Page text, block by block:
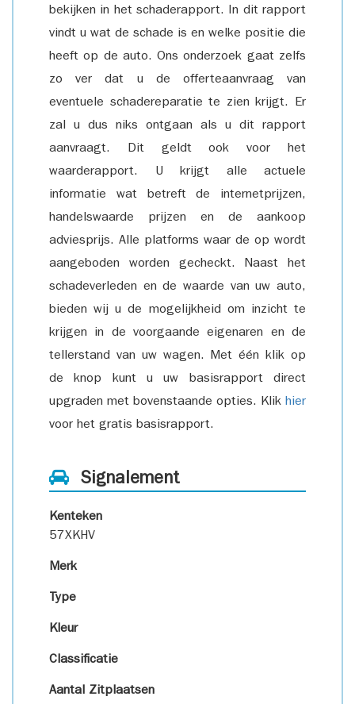
bekijken in het schaderapport. In dit rapport
vindt u wat de schade is en welke positie die
heeft op de auto. Ons onderzoek gaat zelfs
zo ver dat u de offerteaanvraag van
eventuele schadereparatie te zien krijgt. Er
zal u dus niks ontgaan als u dit rapport
aanvraagt. Dit geldt ook voor het
waarderapport. U krijgt alle actuele
informatie wat betreft de internetprijzen,
handelswaarde prijzen en de aankoop
adviesprijs. Alle platforms waar de op wordt
aangeboden worden gecheckt. Naast het
schadeverleden en de waarde van uw auto,
bieden wij u de mogelijkheid om inzicht te
krijgen in de voorgaande eigenaren en de
tellerstand van uw wagen. Met één klik op
de knop kunt u uw basisrapport direct
upgraden met bovenstaande opties. Klik hier
voor het gratis basisrapport.
Signalement
Kenteken
57XKHV
Merk
Type
Kleur
Classificatie
Aantal Zitplaatsen